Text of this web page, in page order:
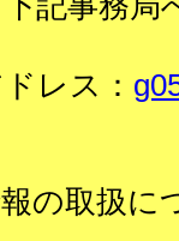
レス：
の取扱に